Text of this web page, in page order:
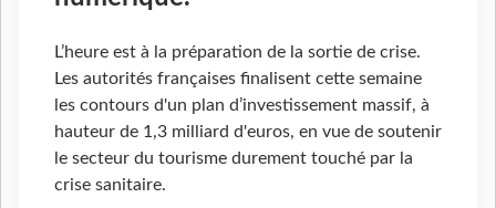
L’heure est à la préparation de la sortie de crise.
Les autorités françaises finalisent cette semaine
les contours d'un plan d’investissement massif, à
hauteur de 1,3 milliard d'euros, en vue de soutenir
le secteur du tourisme durement touché par la
crise sanitaire.